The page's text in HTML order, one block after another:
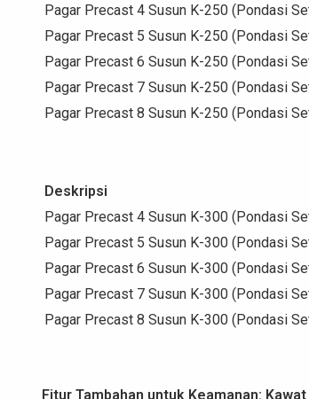
Pagar Precast 4 Susun K-250 (Pondasi
Pagar Precast 5 Susun K-250 (Pondasi
Pagar Precast 6 Susun K-250 (Pondasi
Pagar Precast 7 Susun K-250 (Pondasi
Pagar Precast 8 Susun K-250 (Pondasi
Deskripsi
Pagar Precast 4 Susun K-300 (Pondasi
Pagar Precast 5 Susun K-300 (Pondasi
Pagar Precast 6 Susun K-300 (Pondasi
Pagar Precast 7 Susun K-300 (Pondasi
Pagar Precast 8 Susun K-300 (Pondasi
Fitur Tambahan untuk Keamanan: